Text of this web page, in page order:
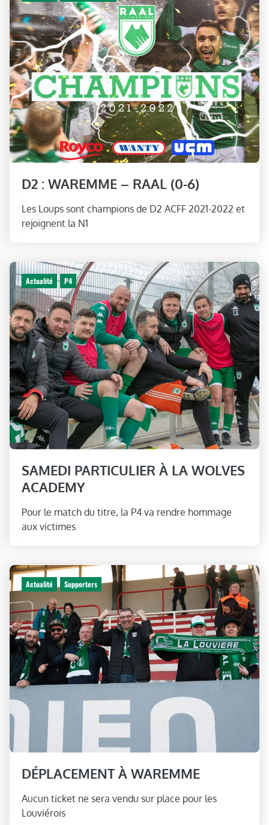
D2 : WAREMME – RAAL (0-6)
Les Loups sont champions de D2 ACFF 2021-2022 et
rejoignent la N1
Actualité P4
SAMEDI PARTICULIER À LA WOLVES
ACADEMY
Pour le match du titre, la P4 va rendre hommage
aux victimes
Actualité Supporters
DÉPLACEMENT À WAREMME
Aucun ticket ne sera vendu sur place pour les
Louviérois